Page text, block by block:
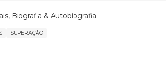
, Biografia & Autobiografia
SUPERAÇÃO